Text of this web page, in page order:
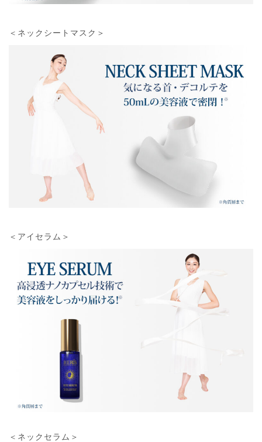
＜ネックシートマスク＞
＜アイセラム＞
＜ネックセラム＞